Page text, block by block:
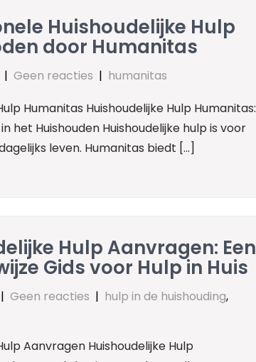
Huishoudelijke Hulp
door Humanitas
| Geen reacties | humanitas
Humanitas Huishoudelijke Hulp Humanitas:
het Huishouden Huishoudelijke hulp is voor
leven. Humanitas biedt […]
Hulp Aanvragen: Een
Gids voor Hulp in Huis
| Geen reacties | hulp in de huishouding,
Aanvragen Huishoudelijke Hulp